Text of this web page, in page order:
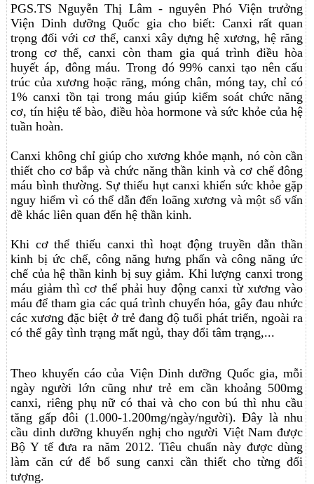
PGS.TS Nguyễn Thị Lâm - nguyên Phó Viện trưởng
Viện Dinh dưỡng Quốc gia cho biết: Canxi rất quan
trọng đối với cơ thể, canxi xây dựng hệ xương, hệ răng
trong cơ thể, canxi còn tham gia quá trình điều hòa
huyết áp, đông máu. Trong đó 99% canxi tạo nên cấu
trúc của xương hoặc răng, móng chân, móng tay, chỉ có
1% canxi tồn tại trong máu giúp kiểm soát chức năng
cơ, tín hiệu tế bào, điều hòa hormone và sức khỏe của hệ
tuần hoàn.
Canxi không chỉ giúp cho xương khỏe mạnh, nó còn cần
thiết cho cơ bắp và chức năng thần kinh và cơ chế đông
máu bình thường. Sự thiếu hụt canxi khiến sức khỏe gặp
nguy hiểm vì có thể dẫn đến loãng xương và một số vấn
đề khác liên quan đến hệ thần kinh.
Khi cơ thể thiếu canxi thì hoạt động truyền dẫn thần
kinh bị ức chế, công năng hưng phấn và công năng ức
chế của hệ thần kinh bị suy giảm. Khi lượng canxi trong
máu giảm thì cơ thể phải huy động canxi từ xương vào
máu để tham gia các quá trình chuyển hóa, gây đau nhức
các xương đặc biệt ở trẻ đang độ tuổi phát triển, ngoài ra
có thể gây tình trạng mất ngủ, thay đổi tâm trạng,...
Theo khuyến cáo của Viện Dinh dưỡng Quốc gia, mỗi
ngày người lớn cũng như trẻ em cần khoảng 500mg
canxi, riêng phụ nữ có thai và cho con bú thì nhu cầu
tăng gấp đôi (1.000-1.200mg/ngày/người). Đây là nhu
cầu dinh dưỡng khuyến nghị cho người Việt Nam được
Bộ Y tế đưa ra năm 2012. Tiêu chuẩn này được dùng
làm căn cứ để bổ sung canxi cần thiết cho từng đối
tượng.